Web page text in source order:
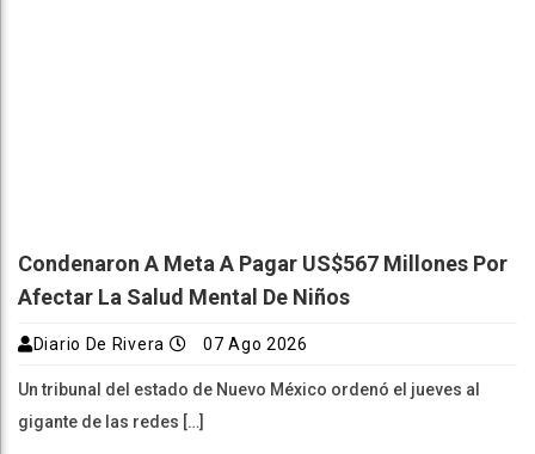
Condenaron A Meta A Pagar US$567 Millones Por
Afectar La Salud Mental De Niños
Diario De Rivera 07 Ago 2026
Un tribunal del estado de Nuevo México ordenó el jueves al
gigante de las redes […]